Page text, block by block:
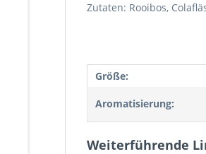
Zutaten: Rooibos,
Größe:
Aromatisierung:
Weiterführende